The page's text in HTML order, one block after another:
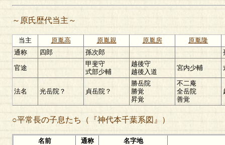
～原氏歴代当主～
当主 原胤高 原胤親 原胤房
原胤隆
通称
四郎 孫次郎
官途
甲斐守
式部少輔
越後守
越後入道
宮内少輔
法名 光岳院？ 貞岳院？
勝岳院
勝覚
昇覚
不二庵
全岳院
善覚
○平常長の子息たち（『神代本千葉系図』）
名前 通称
名字地